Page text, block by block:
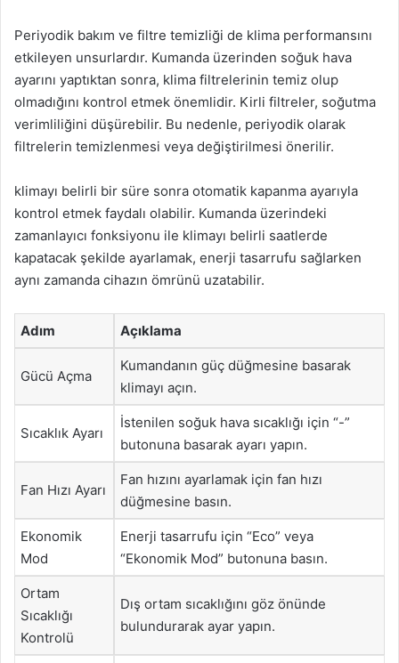
Periyodik bakım ve filtre temizliği de klima performansını
etkileyen unsurlardır. Kumanda üzerinden soğuk hava
ayarını yaptıktan sonra, klima filtrelerinin temiz olup
olmadığını kontrol etmek önemlidir. Kirli filtreler, soğutma
verimliliğini düşürebilir. Bu nedenle, periyodik olarak
filtrelerin temizlenmesi veya değiştirilmesi önerilir.
klimayı belirli bir süre sonra otomatik kapanma ayarıyla
kontrol etmek faydalı olabilir. Kumanda üzerindeki
zamanlayıcı fonksiyonu ile klimayı belirli saatlerde
kapatacak şekilde ayarlamak, enerji tasarrufu sağlarken
aynı zamanda cihazın ömrünü uzatabilir.
Adım Açıklama
Gücü Açma
Kumandanın güç düğmesine basarak
klimayı açın.
Sıcaklık Ayarı
İstenilen soğuk hava sıcaklığı için “-”
butonuna basarak ayarı yapın.
Fan Hızı Ayarı
Fan hızını ayarlamak için fan hızı
düğmesine basın.
Ekonomik
Mod
Enerji tasarrufu için “Eco” veya
“Ekonomik Mod” butonuna basın.
Ortam
Sıcaklığı
Kontrolü
Dış ortam sıcaklığını göz önünde
bulundurarak ayar yapın.